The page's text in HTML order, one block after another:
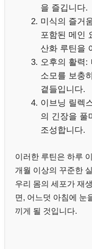
을 즐깁니다.
미식의 즐거
포함된 메인
산화 루틴을
오후의 활력:
소모를 보충
곁들입니다.
이브닝 릴렉
의 긴장을 풀
조성합니다.
이러한 루틴은 하루
개월 이상의 꾸준한
우리 몸의 세포가 재
면, 어느덧 아침에 눈
끼게 될 것입니다.